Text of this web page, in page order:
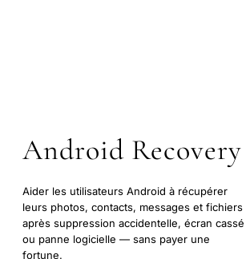
Android Recovery
Aider les utilisateurs Android à récupérer
leurs photos, contacts, messages et fichiers
après suppression accidentelle, écran cassé
ou panne logicielle — sans payer une
fortune.